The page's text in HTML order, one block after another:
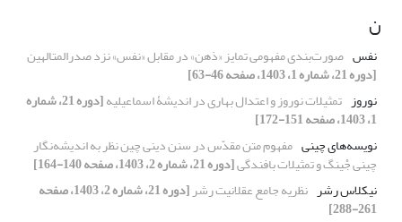
ن
نفس صورت‌بندی مفهومی تمایز «ذهن» در مقابل «نفس» نزد صدرالمتالهین
[دوره 21، شماره 1، 1403، صفحه 46-63]
نوروز تمثیلات نوروز و اعتدال بهاری در اندیشۀ اسماعیلیه [دوره 21، شماره
1، 1403، صفحه 151-172]
نویسه‌های چینی مفهوم متن مقدّس در سنن دینی چین نظر به اندیشه‌نگار
چینی جْینگ و تمثیلات بافندگی[دوره 21، شماره 2، 1403، صفحه 140-164]
نیکلاس رشر نظریه جامع عقلانیت رشر [دوره 21، شماره 2، 1403، صفحه
261-288]